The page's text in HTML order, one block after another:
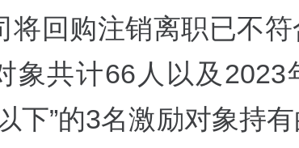
将回购注销离职已不
象共计66人以及2023
下”的3名激励对象持